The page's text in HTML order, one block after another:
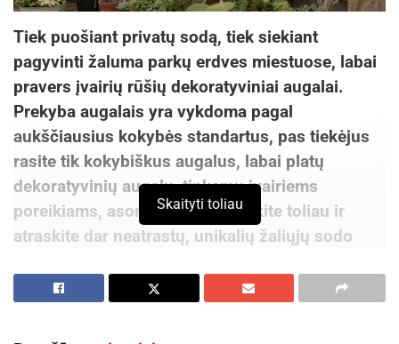
Tiek puošiant privatų sodą, tiek siekiant
pagyvinti žaluma parkų erdves miestuose, labai
pravers įvairių rūšių dekoratyviniai augalai.
Prekyba augalais yra vykdoma pagal
aukščiausius kokybės standartus, pas tiekėjus
rasite tik kokybiškus augalus, labai platų
dekoratyvinių augalų, tinkamų įvairiems
poreikiams, asortimentą. Skaitykite toliau ir
atraskite dar neatrastų, unikalių žaliųjų sodo
Augalų reikšmė mūsų gyvenime
Skaityti toliau